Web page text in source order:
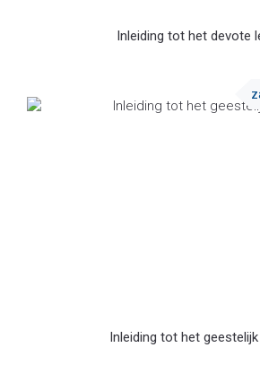
Inleiding tot het devote
Inleiding tot het geestelijk